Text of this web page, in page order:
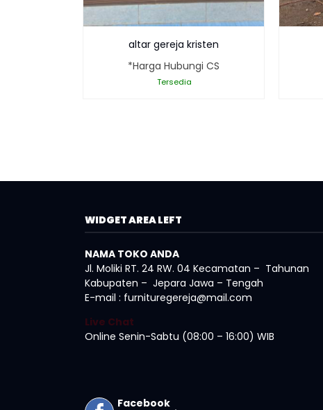
altar gereja kristen
*Harga Hubungi CS
Tersedia
WIDGET AREA LEFT
NAMA TOKO ANDA
Jl. Moliki RT. 24 RW. 04 Kecamatan – Tahunan
Kabupaten – Jepara Jawa – Tengah
E-mail : furnituregereja@mail.com
Live Chat
Online Senin-Sabtu (08:00 – 16:00) WIB
Facebook